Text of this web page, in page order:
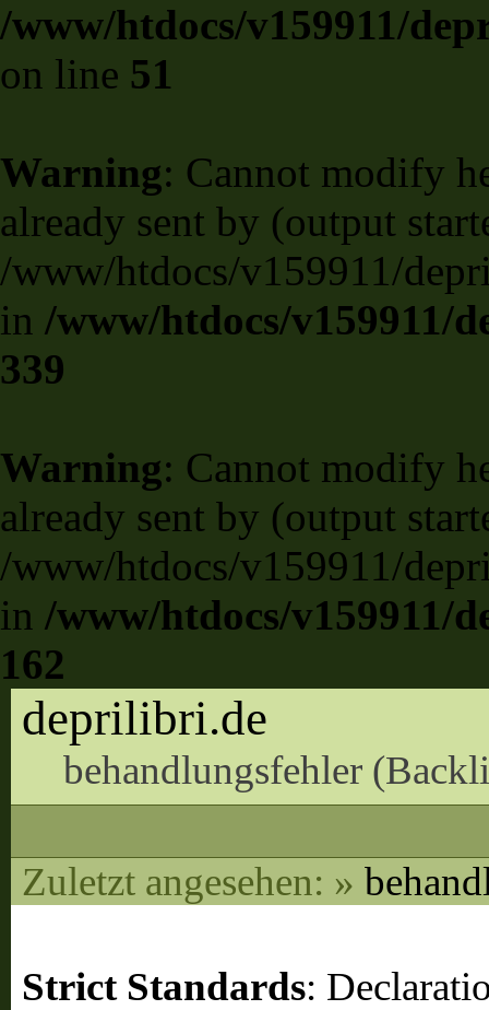
/www/htdocs/v159911/
on line 51
Warning: Cannot modify
already sent by (output
/www/htdocs/v159911/
in /www/htdocs/
339
Warning: Cannot modify
already sent by (output
/www/htdocs/v159911/
in /www/htdocs/v159911/
162
deprilibri.de
behandlungsfehler (
Zuletzt angesehen: »
Strict Standards: